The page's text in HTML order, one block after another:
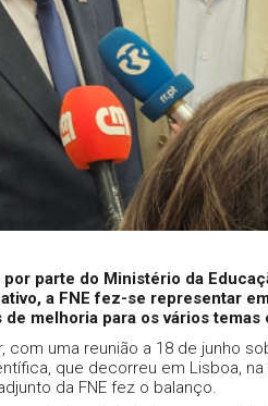
parte do Ministério da
a FNE fez-se representar
melhoria para os vários temas
uma reunião a 18 de junho
que decorreu em Lisboa, na
da FNE fez o balanço.